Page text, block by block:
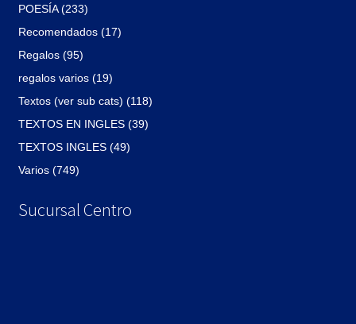
POESÍA (233)
Recomendados (17)
Regalos (95)
regalos varios (19)
Textos (ver sub cats) (118)
TEXTOS EN INGLES (39)
TEXTOS INGLES (49)
Varios (749)
Sucursal Centro